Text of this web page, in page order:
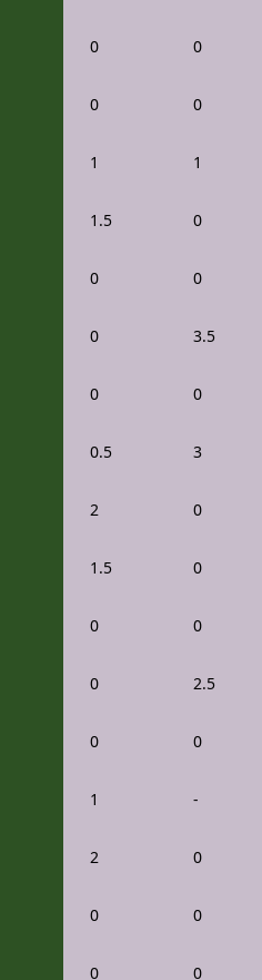
0 0
0 0
1 1
1.5 0
0 0
0 3.5
0 0
0.5 3
2 0
1.5 0
0 0
0 2.5
0 0
1 -
2 0
0 0
0 0